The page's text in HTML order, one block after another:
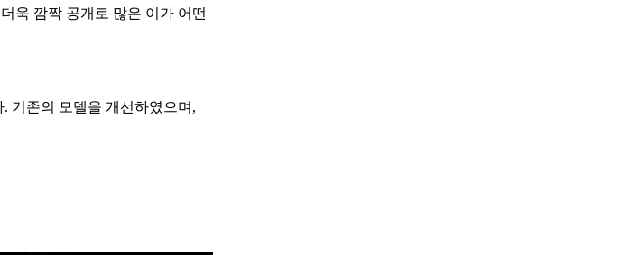
욱 깜짝 공개로 많은 이가 어떤
. 기존의 모델을 개선하였으며,